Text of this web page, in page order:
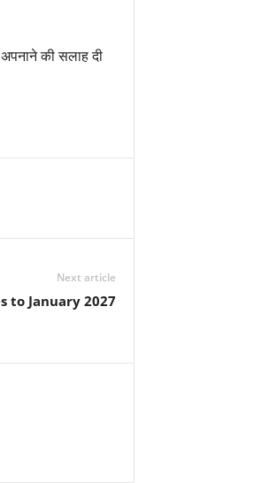
की सलाह दी
Next article
to January 2027